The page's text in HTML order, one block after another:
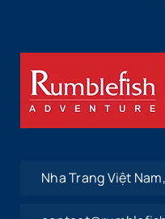
Nha Trang Việt